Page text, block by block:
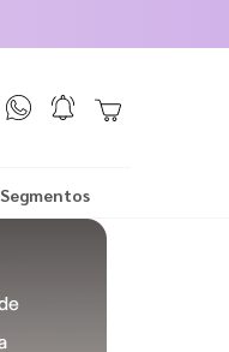
Segmentos